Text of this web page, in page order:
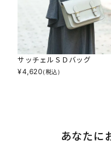
サッチェルＳＤバッグ
¥4,620(税込)
あなたに